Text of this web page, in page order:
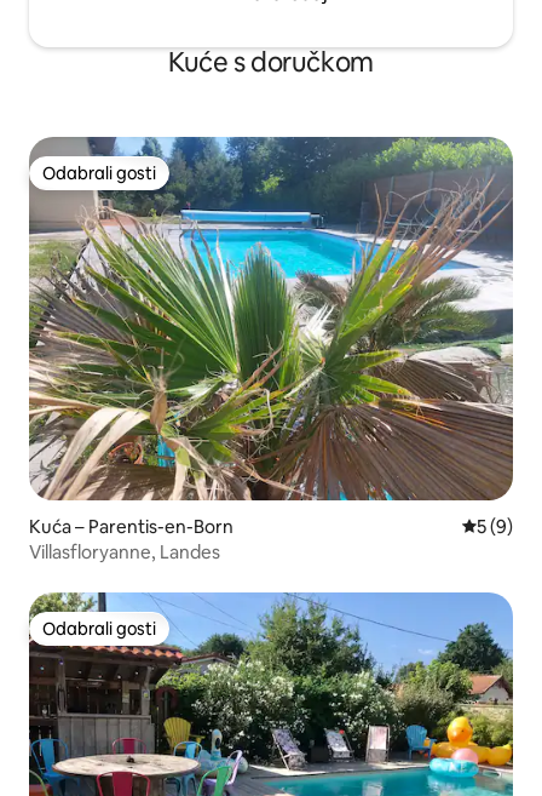
Kuće s doručkom
Odabrali gosti
Odabrali gosti
Kuća – Parentis-en-Born
5 (9)
Villasfloryanne, Landes
Odabrali gosti
Odabrali gosti